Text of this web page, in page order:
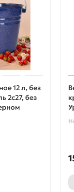
12 л, без
2с27, без